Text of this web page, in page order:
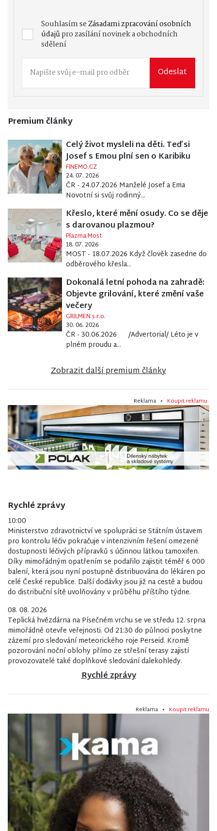
Souhlasím seZásadami zpracování osobních
údajůpro zasílání novinek a obchodních
sdělení
Odeslat
Premium články
Celý život mysleli na děti. Teď si
Josef s Emou plní sen o Karibiku
FINEMO.CZ
24. 07. 2026
ČR - 24.07.2026 Manželé Josef a Ema
Novotní si svůj rodinný...
Křeslo, které mění osudy. Co se děje
s darovanou plazmou?
Plazma Most
18. 07. 2026
MOST - 18.07.2026 Když člověk zasedne do
odběrového křesla...
Dokonalá letní pohoda na zahradě:
Objevte grilování, které změní vaše
večery
GRILMEN s.r.o.
30. 06. 2026
ČR - 30.06.2026 /Advertorial/ Léto je v
plném proudu a...
Zobrazit další premium články
Reklama • Koupit reklamu
Rychlé zprávy
10:00
Ministerstvo zdravotnictví ve spolupráci se Státním ústavem
pro kontrolu léčiv pokračuje v intenzivním řešení omezené
dostupnosti léčivých přípravků s účinnou látkou tamoxifen.
Díky mimořádným opatřením se podařilo zajistit téměř 6 000
balení, která jsou nyní postupně distribuována do lékáren po
celé České republice. Další dodávky jsou již na cestě a budou
do distribuční sítě uvolňovány v průběhu příštího týdne.
08. 08. 2026
Teplická hvězdárna na Písečném vrchu se ve středu 12. srpna
mimořádně otevře veřejnosti. Od 21:30 do půlnoci poskytne
zázemí pro sledování meteorického roje Perseid. Kromě
pozorování noční oblohy přímo ze střešní terasy zajistí
provozovatelé také doplňkové sledování dalekohledy.
Rychlé zprávy
Reklama • Koupit reklamu